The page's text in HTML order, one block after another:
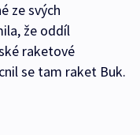
ze svých
že oddíl
raketové
se tam raket Buk.